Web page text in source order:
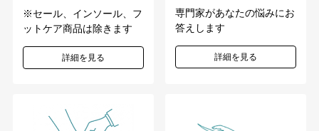
※セール、インソール、フ
ットケア商品は除きます
詳細を見る
専門家があなたの悩みにお
答えします
詳細を見る